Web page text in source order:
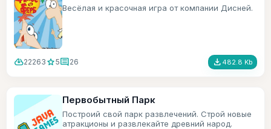
Весёлая и красочная игра от компании Дисней.
cloud_download22263 star5comment26 file_download 482.8 Kb
Первобытный Парк
Построий свой парк развлечений. Строй новые
атракционы и развлекайте древний народ.